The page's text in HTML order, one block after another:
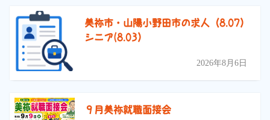
美祢市・山陽小野田市の求人（8.07）
シニア(8.03）
2026年8月6日
９月美祢就職面接会